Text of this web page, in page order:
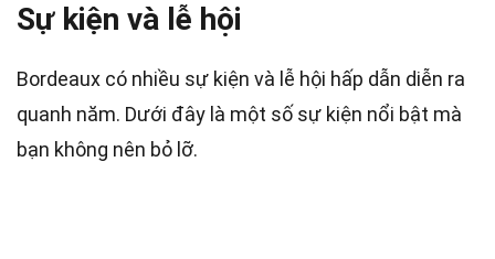
Sự kiện và lễ hội
Bordeaux có nhiều sự kiện và lễ hội hấp dẫn diễn ra
quanh năm. Dưới đây là một số sự kiện nổi bật mà
bạn không nên bỏ lỡ.